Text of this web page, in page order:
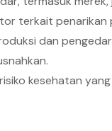
terkait
dan
kesehatan